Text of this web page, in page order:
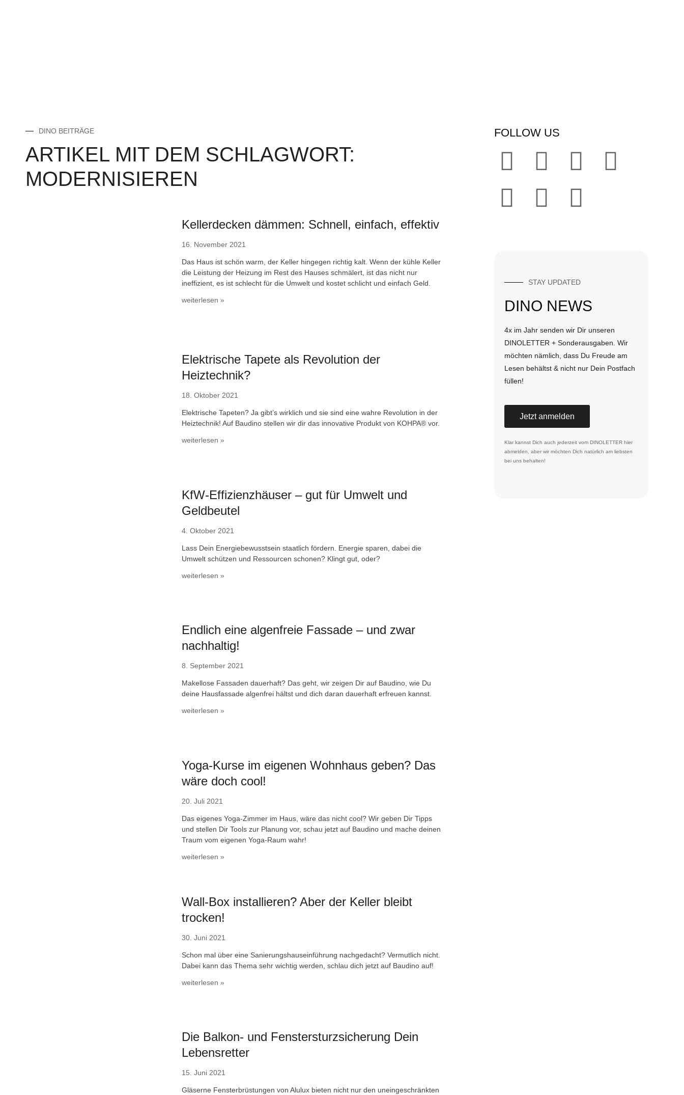
DINO BEITRÄGE
ARTIKEL MIT DEM SCHLAGWORT:
MODERNISIEREN
Kellerdecken dämmen: Schnell, einfach, effektiv
16. November 2021
Das Haus ist schön warm, der Keller hingegen richtig kalt. Wenn der kühle Keller
die Leistung der Heizung im Rest des Hauses schmälert, ist das nicht nur
ineffizient, es ist schlecht für die Umwelt und kostet schlicht und einfach Geld.
weiterlesen »
Elektrische Tapete als Revolution der
Heiztechnik?
18. Oktober 2021
Elektrische Tapeten? Ja gibt’s wirklich und sie sind eine wahre Revolution in der
Heiztechnik! Auf Baudino stellen wir dir das innovative Produkt von KOHPA® vor.
weiterlesen »
KfW-Effizienzhäuser – gut für Umwelt und
Geldbeutel
4. Oktober 2021
Lass Dein Energiebewusstsein staatlich fördern. Energie sparen, dabei die
Umwelt schützen und Ressourcen schonen? Klingt gut, oder?
weiterlesen »
Endlich eine algenfreie Fassade – und zwar
nachhaltig!
8. September 2021
Makellose Fassaden dauerhaft? Das geht, wir zeigen Dir auf Baudino, wie Du
deine Hausfassade algenfrei hältst und dich daran dauerhaft erfreuen kannst.
weiterlesen »
Yoga-Kurse im eigenen Wohnhaus geben? Das
wäre doch cool!
20. Juli 2021
Das eigenes Yoga-Zimmer im Haus, wäre das nicht cool? Wir geben Dir Tipps
und stellen Dir Tools zur Planung vor, schau jetzt auf Baudino und mache deinen
Traum vom eigenen Yoga-Raum wahr!
weiterlesen »
Wall-Box installieren? Aber der Keller bleibt
trocken!
30. Juni 2021
Schon mal über eine Sanierungshauseinführung nachgedacht? Vermutlich nicht.
Dabei kann das Thema sehr wichtig werden, schlau dich jetzt auf Baudino auf!
weiterlesen »
Die Balkon- und Fenstersturzsicherung Dein
Lebensretter
15. Juni 2021
Gläserne Fensterbrüstungen von Alulux bieten nicht nur den uneingeschränkten
FOLLOW US
STAY UPDATED
DINO NEWS
4x im Jahr senden wir Dir unseren
DINOLETTER + Sonderausgaben. Wir
möchten nämlich, dass Du Freude am
Lesen behältst & nicht nur Dein Postfach
füllen!
Jetzt anmelden
Klar kannst Dich auch jederzeit vom DINOLETTER hier
abmelden, aber wir möchten Dich natürlich am liebsten
bei uns behalten!